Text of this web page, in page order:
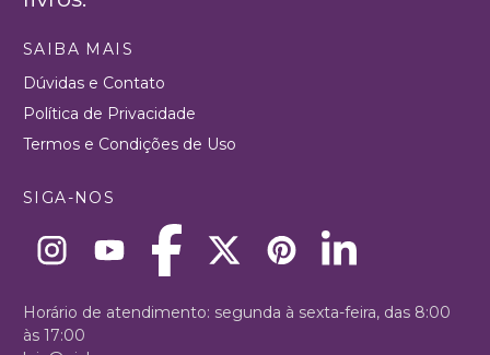
SAIBA MAIS
Dúvidas e Contato
Política de Privacidade
Termos e Condições de Uso
SIGA-NOS
Horário de atendimento: segunda à sexta-feira, das 8:00
às 17:00